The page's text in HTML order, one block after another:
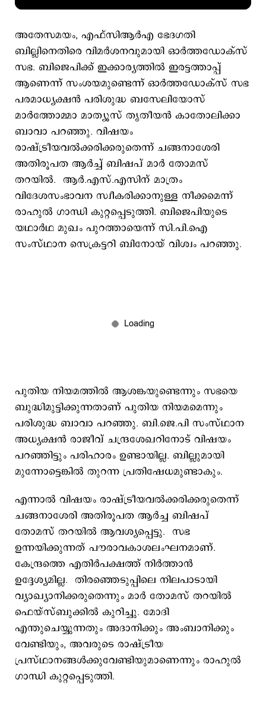
അതേസമയം, എഫ്സിആര്‍എ ഭേദഗതി
ബില്ലിനെതിരെ വിമര്‍ശനവുമായി ഓർത്തഡോക്സ്
സഭ. ബിജെപിക്ക് ഇക്കാര്യത്തില്‍ ഇരട്ടത്താപ്പ്
ആണെന്ന് സംശയമുണ്ടെന്ന് ഓര്‍ത്തഡോക്സ് സഭ
പരമാധ്യക്ഷന്‍ പരിശുദ്ധ ബസേലിയോസ്
മാർത്തോമ്മാ മാത്യൂസ് തൃതീയൻ കാതോലിക്കാ
ബാവാ പറഞ്ഞു. വിഷയം
രാഷ്ട്രീയവല്‍ക്കരിക്കരുതെന്ന് ചങ്ങനാശേരി
അതിരൂപത ആര്‍ച്ച് ബിഷപ് മാര്‍ തോമസ്
തറയില്‍. ആര്‍.എസ്.എസിന് മാത്രം
വിദേശസംഭാവന സ്വീകരിക്കാനുള്ള നീക്കമെന്ന്
രാഹുല്‍ ഗാന്ധി കുറ്റപ്പെടുത്തി. ബിജെപിയുടെ
യഥാര്‍ഥ മുഖം പുറത്തായെന്ന് സി.പി.ഐ
സംസ്ഥാന സെക്രട്ടറി ബിനോയ് വിശ്വം പറഞ്ഞു.
പുതിയ നിയമത്തില്‍ ആശങ്കയുണ്ടെന്നും സഭയെ
ബുദ്ധിമുട്ടിക്കുന്നതാണ് പുതിയ നിയമമെന്നും
പരിശുദ്ധ ബാവാ പറ‍ഞ്ഞു. ബി.ജെ.പി സംസ്ഥാന
അധ്യക്ഷന്‍ രാജീവ്‌ ചന്ദ്രശേഖറിനോട് വിഷയം
പറഞ്ഞിട്ടും പരിഹാരം ഉണ്ടായില്ല. ബില്ലുമായി
മുന്നോട്ടെങ്കില്‍ തുറന്ന പ്രതിഷേധമുണ്ടാകും.
എന്നാല്‍ വിഷയം രാഷ്ട്രീയവല്‍ക്കരിക്കരുതെന്ന്
ചങ്ങനാശേരി അതിരൂപത ആര്‍ച്ച ബിഷപ്
തോമസ് തറയില്‍ ആവശ്യപ്പെട്ടു. സഭ
ഉന്നയിക്കുന്നത് പൗരാവകാശലംഘനമാണ്.
കേന്ദ്രത്തെ എതിര്‍പക്ഷത്ത് നിര്‍ത്താന്‍
ഉദ്ദേശ്യമില്ല. തിരഞ്ഞെടുപ്പിലെ നിലപാടായി
വ്യാഖ്യാനിക്കരുതെന്നും മാര്‍ തോമസ് തറയില്‍
ഫെയ്സ്ബുക്കില്‍ കുറിച്ചു. മോദി
എന്തുചെയ്യുന്നതും അദാനിക്കും അംബാനിക്കും
വേണ്ടിയും, അവരുടെ രാഷ്ട്രീയ
പ്രസ്ഥാനങ്ങള്‍ക്കുവേണ്ടിയുമാണെന്നും രാഹുല്‍
ഗാന്ധി കുറ്റപ്പെടുത്തി.